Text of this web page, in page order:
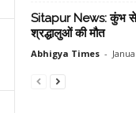
Sitapur News: कुंभ से
श्रद्धालुओं की मौत
Abhigya Times -